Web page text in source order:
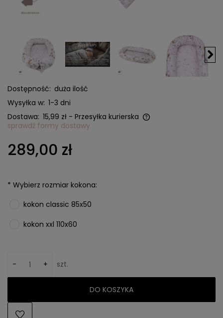
Dostępność: duża ilość
Wysyłka w: 1-3 dni
Dostawa: 15,99 zł - Przesyłka kurierska
Cena nie zawiera ewentualnych kosztów płatności
sprawdź formy dostawy
289,00 zł
* Wybierz rozmiar kokona:
kokon classic 85x50
kokon xxl 110x60
- + szt.
DO KOSZYKA